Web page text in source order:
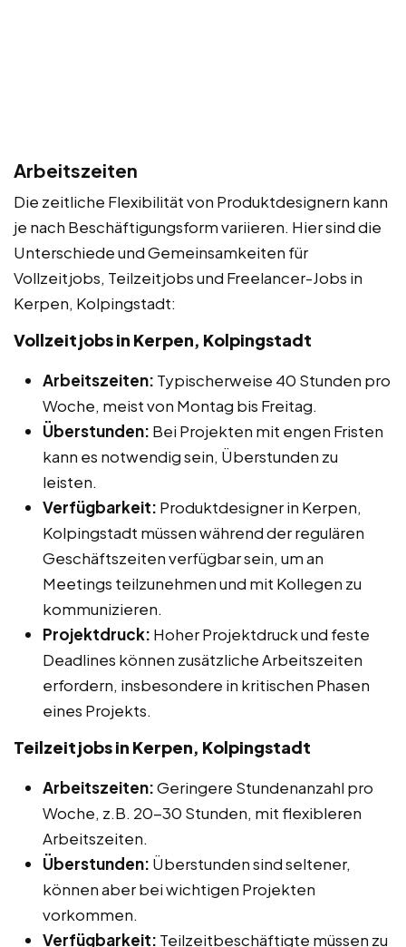
Arbeitszeiten
Die zeitliche Flexibilität von Produktdesignern kann
je nach Beschäftigungsform variieren. Hier sind die
Unterschiede und Gemeinsamkeiten für
Vollzeitjobs, Teilzeitjobs und Freelancer-Jobs in
Kerpen, Kolpingstadt:
Vollzeitjobs in Kerpen, Kolpingstadt
Arbeitszeiten: Typischerweise 40 Stunden pro
Woche, meist von Montag bis Freitag.
Überstunden: Bei Projekten mit engen Fristen
kann es notwendig sein, Überstunden zu
leisten.
Verfügbarkeit: Produktdesigner in Kerpen,
Kolpingstadt müssen während der regulären
Geschäftszeiten verfügbar sein, um an
Meetings teilzunehmen und mit Kollegen zu
kommunizieren.
Projektdruck: Hoher Projektdruck und feste
Deadlines können zusätzliche Arbeitszeiten
erfordern, insbesondere in kritischen Phasen
eines Projekts.
Teilzeitjobs in Kerpen, Kolpingstadt
Arbeitszeiten:Geringere Stundenanzahl pro
Woche, z.B. 20-30 Stunden, mit flexibleren
Arbeitszeiten.
Überstunden: Überstunden sind seltener,
können aber bei wichtigen Projekten
vorkommen.
Verfügbarkeit: Teilzeitbeschäftigte müssen zu